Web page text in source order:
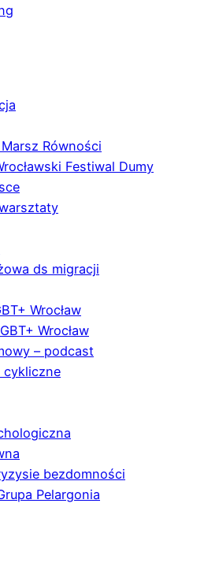
Równości
Festiwal Dumy
ds migracji
Wrocław
Wrocław
– podcast
cykliczne
bezdomności
Pelargonia